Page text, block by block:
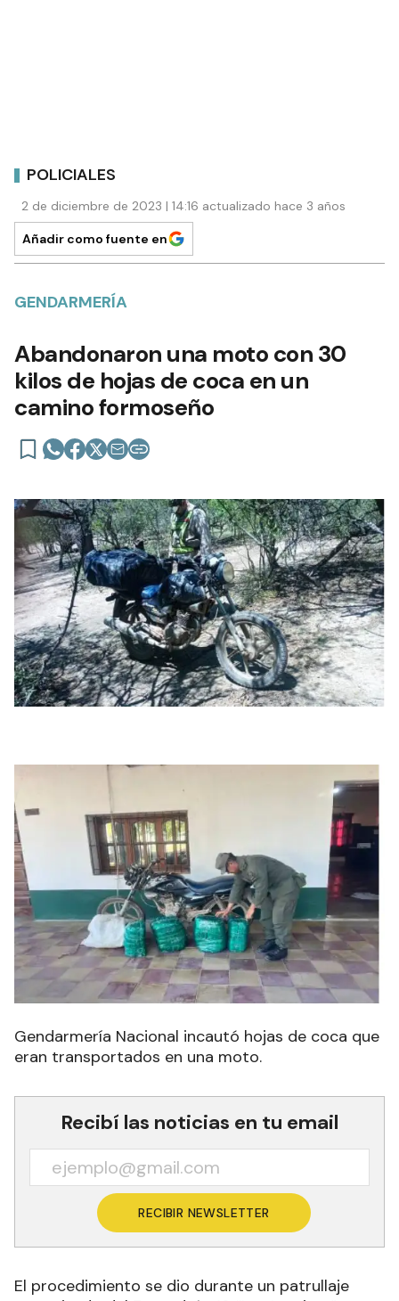
POLICIALES
2 de diciembre de 2023 | 14:16 actualizado hace 3 años
Añadir como fuente en
GENDARMERÍA
Abandonaron una moto con 30
kilos de hojas de coca en un
camino formoseño
Gendarmería Nacional incautó hojas de coca que
eran transportados en una moto.
Recibí las noticias en tu email
RECIBIR NEWSLETTER
El procedimiento se dio durante un patrullaje